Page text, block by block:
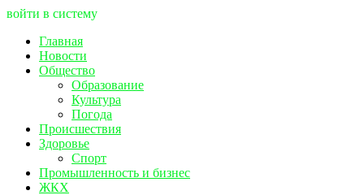
войти в систему
Главная
Новости
Общество
Образование
Культура
Погода
Происшествия
Здоровье
Спорт
Промышленность и бизнес
ЖКХ